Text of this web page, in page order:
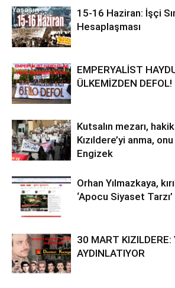
15-16 Haziran: İşçi
Hesaplaşması
EMPERYALİST
ÜLKEMİZDEN DEFOL!
Kutsalın mezarı,
Kızıldere’yi anma,
Engizek
Orhan Yılmazkaya,
‘Apocu Siyaset
30 MART KIZILDERE:
AYDINLATIYOR